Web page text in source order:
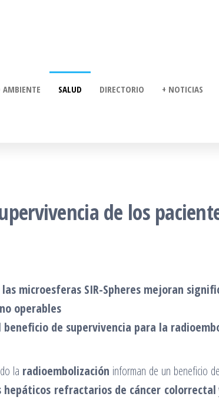
AMBIENTE SALUD DIRECTORIO + NOTICIAS
de los
microesferas SIR-Spheres mejoran
operables
de supervivencia para la
la radioembolización informan de un beneficio
hepáticos refractarios de cáncer colorrectal